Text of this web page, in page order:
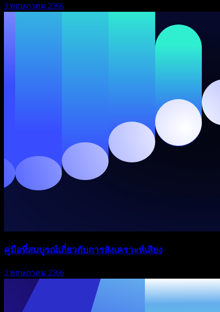
3 พฤษภาคม 2566
คู่มือที่สมบูรณ์เกี่ยวกับการสังเคราะห์เสียง
3 พฤษภาคม 2566